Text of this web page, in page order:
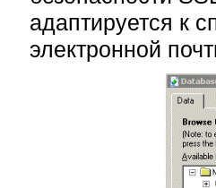
адаптируется к
электронной